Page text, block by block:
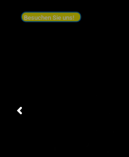
Besuchen Sie uns!